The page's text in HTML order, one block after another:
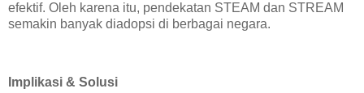
efektif. Oleh karena itu, pendekatan STEAM dan STREAM
semakin banyak diadopsi di berbagai negara.
Implikasi & Solusi